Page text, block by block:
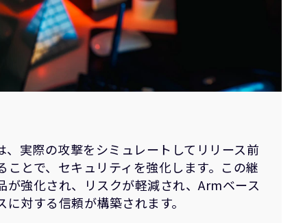
実際の攻撃をシミュレートしてリリース前
ことで、セキュリティを強化します。この継
が強化され、リスクが軽減され、Armベース
対する信頼が構築されます。